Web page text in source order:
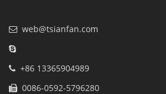
web@tsianfan.com
+86 13365904989
0086-0592-5796280